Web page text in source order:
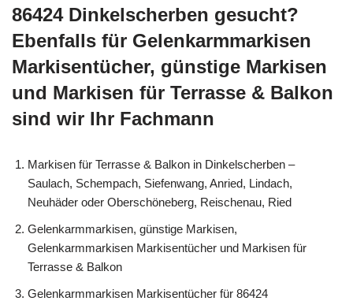
86424 Dinkelscherben gesucht?
Ebenfalls für Gelenkarmmarkisen
Markisentücher, günstige Markisen
und Markisen für Terrasse & Balkon
sind wir Ihr Fachmann
Markisen für Terrasse & Balkon in Dinkelscherben –
Saulach, Schempach, Siefenwang, Anried, Lindach,
Neuhäder oder Oberschöneberg, Reischenau, Ried
Gelenkarmmarkisen, günstige Markisen,
Gelenkarmmarkisen Markisentücher und Markisen für
Terrasse & Balkon
Gelenkarmmarkisen Markisentücher für 86424